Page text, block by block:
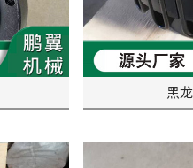
黑